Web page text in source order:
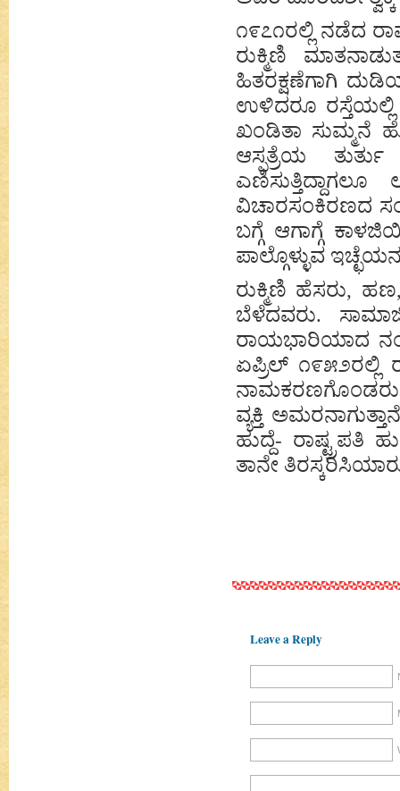
೧೯೭೧ರಲ್ಲಿ ನಡೆದ
ರುಕ್ಮಿಣಿ
ಹಿತರಕ್ಷಣೆಗಾಗಿ
ಉಳಿದರೂ ರಸ್ತೆಯಲ್ಲಿ
ಖಂಡಿತಾ ಸುಮ್ಮನೆ
ಆಸ್ಪತ್ರೆಯ
ವಿಚಾರಸಂಕಿರಣದ
ಬಗ್ಗೆ ಆಗಾಗ್ಗೆ
ಪಾಲ್ಗೊಳ್ಳುವ
ರುಕ್ಮಿಣಿ ಹೆಸರು,
ಬೆಳೆದವರು.
ರಾಯಭಾರಿಯಾದ
ಏಪ್ರಿಲ್ ೧೯೫೨ರಲ್ಲಿ
ವ್ಯಕ್ತಿ
ಹುದ್ದೆ- ರಾಷ್ಟ್ರಪತಿ
ತಾನೇ
Leave a Reply